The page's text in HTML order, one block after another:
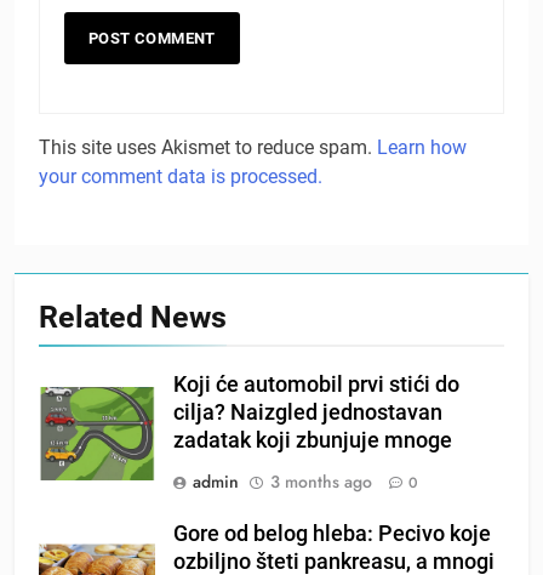
This site uses Akismet to reduce spam. Learn how
your comment data is processed.
Related News
Koji će automobil prvi stići do
cilja? Naizgled jednostavan
zadatak koji zbunjuje mnoge
admin
3 months ago 0
Gore od belog hleba: Pecivo koje
ozbiljno šteti pankreasu, a mnogi